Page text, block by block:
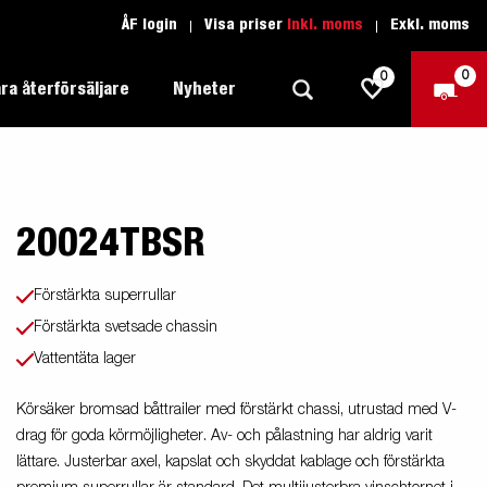
ÅF login Visa priser Inkl. moms Exkl. moms
Produktguide Allround
Produktguide Fordonstransport
Produktguide Proffs
Produktguide Vattensport
Trafikskolan
Teckenförklaring båt
Reservdelar
Reservdelssök
1205 Limited Edition
Inredda släpvagnar
Brenderup-båttrailers utrustas med
i
återförsäljare Nyheter
0 0
20024TBSR
Förstärkta superrullar
Förstärkta svetsade chassin
Vattentäta lager
Körsäker bromsad båttrailer med förstärkt chassi, utrustad med V-
drag för goda körmöjligheter. Av- och pålastning har aldrig varit
lättare. Justerbar axel, kapslat och skyddat kablage och förstärkta